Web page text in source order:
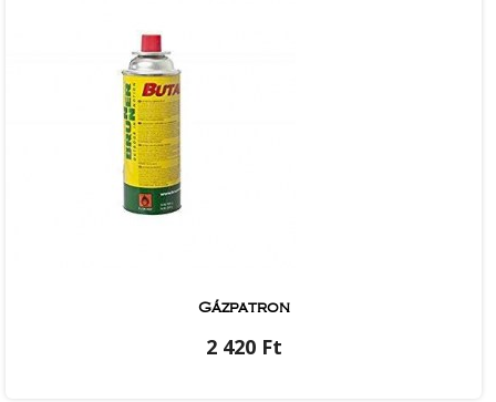
Gázpatron
2 420 Ft